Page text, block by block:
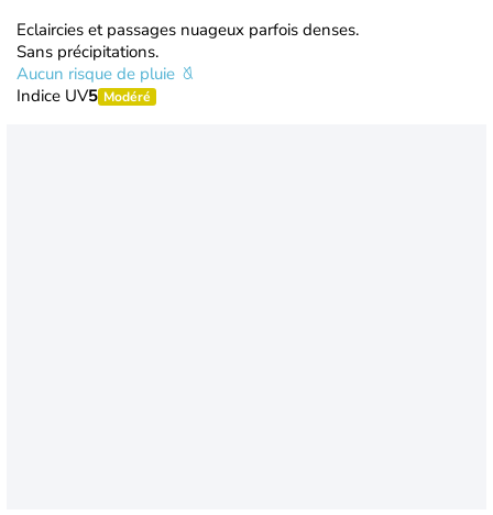
Eclaircies et passages nuageux parfois denses.
Sans précipitations.
Aucun risque de pluie
Indice UV5 Modéré